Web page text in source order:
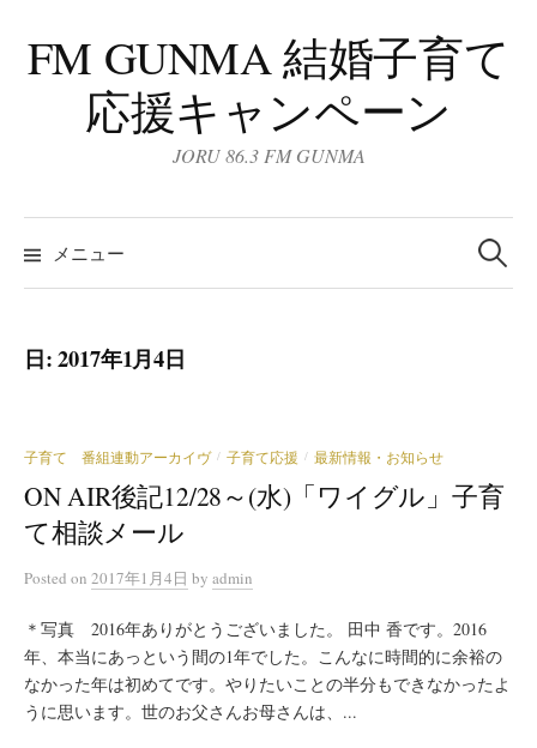
ン
テ
FM GUNMA 結婚子育て
応援キャンペーン
JORU 86.3 FM GUNMA
メニュー
検
索:
日:2017年1月4日
子育て 番組連動アーカイヴ / 子育て応援 / 最新情報・お知らせ
ON AIR後記12/28～(水)「ワイグル」子育
て相談メール
Posted on 2017年1月4日 by admin
＊写真 2016年ありがとうございました。 田中 香です。2016
年、本当にあっという間の1年でした。こんなに時間的に余裕の
なかった年は初めてです。やりたいことの半分もできなかったよ
うに思います。世のお父さんお母さんは、...